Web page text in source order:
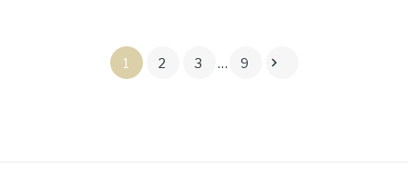
1 2 3 … 9 